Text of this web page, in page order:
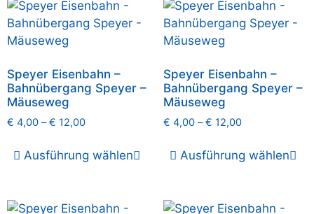
Speyer Eisenbahn –
Bahnübergang Speyer –
Mäuseweg
€ 4,00 –€ 12,00
Ausführung wählen
Speyer Eisenbahn –
Bahnübergang Speyer –
Mäuseweg
€ 4,00–€ 12,00
Ausführung wählen